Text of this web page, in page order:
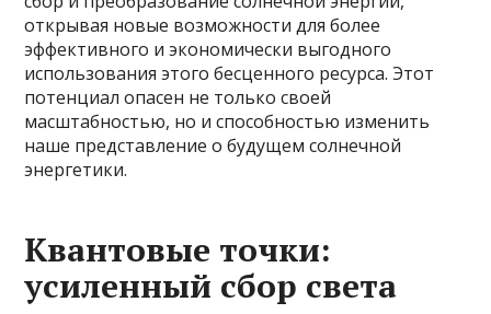
открывая новые возможности для более
эффективного и экономически выгодного
использования этого бесценного ресурса. Этот
потенциал опасен не только своей
масштабностью, но и способностью изменить
наше представление о будущем солнечной
энергетики.
Квантовые точки:
усиленный сбор света